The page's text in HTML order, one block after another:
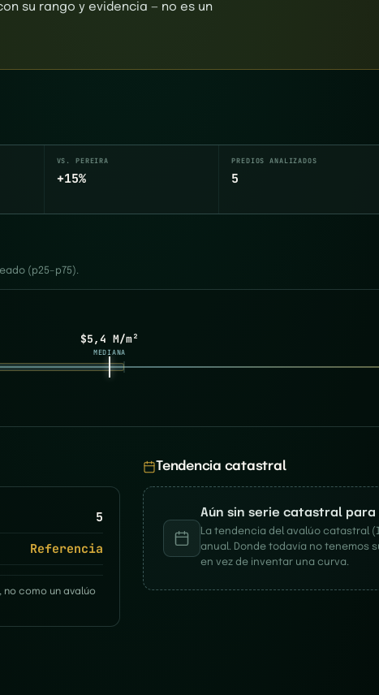
su rango y evidencia — no es un
VS. PEREIRA
+15%
PREDIOS ANALIZADOS
5
(p25–p75).
$5,4 M/m²
MEDIANA
5
Referencia
como un avalúo
Tendencia catastral
Aún sin serie catastral para
La tendencia del avalúo catastral
anual. Donde todavía no tenemos
en vez de inventar una curva.